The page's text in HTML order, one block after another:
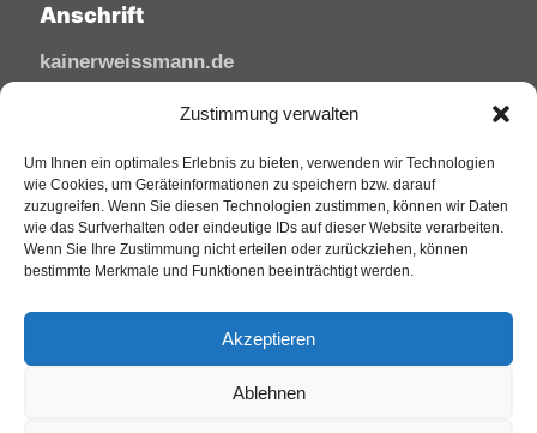
Zustimmung verwalten
Um Ihnen ein optimales Erlebnis zu bieten, verwenden wir Technologien
wie Cookies, um Geräteinformationen zu speichern bzw. darauf
zuzugreifen. Wenn Sie diesen Technologien zustimmen, können wir Daten
wie das Surfverhalten oder eindeutige IDs auf dieser Website verarbeiten.
Wenn Sie Ihre Zustimmung nicht erteilen oder zurückziehen, können
bestimmte Merkmale und Funktionen beeinträchtigt werden.
Akzeptieren
Ablehnen
Anschrift
kainerweissmann.de
Linzhausenstraße
Deutschland
Tel: 02644/945 81 88
Mail: kai@sfw-media.de